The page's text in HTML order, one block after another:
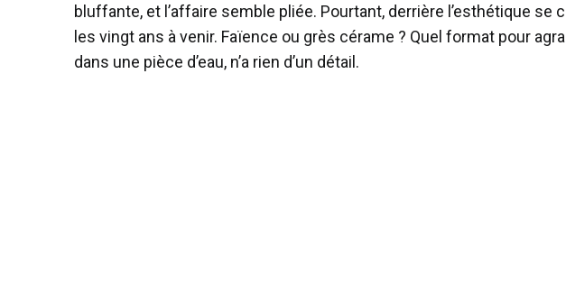
bluffante, et l’affaire semble pliée. Pourtant, derrière l’esthétique
les vingt ans à venir. Faïence ou grès cérame ? Quel format pour
dans une pièce d’eau, n’a rien d’un détail.